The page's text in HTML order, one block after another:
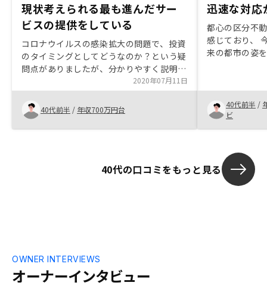
現状考えられる最も進んだサー
ビスの提供をしている
コロナウイルスの感染拡大の問題で、投資
のタイミングとしてどうなのか？という疑
問点がありましたが、分かりやすく説明し
ていただいて決断できました。複数物件の
候補がある中で、どちらを選択したら良い
か分からない、という現実があり、セール
スの方のお考えが一番決め手となりまし
た。現状考え得る、最も進んだサービスを
2020年07月11日
40代前半 / 年収700万円台
迅速な対応
都心の区分不
感じており、
来の都市の姿
ることで 二度
対応がイマイ
す。
40代前半 /
ビ
40代の口コミをもっと見る
オーナーインタビュー
OWNER INTERVIEWS